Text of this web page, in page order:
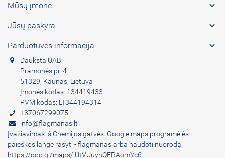
Mūsų įmonė 
Jūsų paskyra 
Parduotuvės informacija 
Dauksta UAB
Pramonės pr. 4
51329, Kaunas, Lietuva
Įmonės kodas: 134419433
PVM kodas: LT344194314
+37067299075
info@flagmanas.lt
Įvažiavimas iš Chemijos gatvės. Google maps programėlės
paieškos lange rašyti - flagmanas arba naudoti nuorodą
https://goo.gl/maps/iUtVUuynQFRAomYc6